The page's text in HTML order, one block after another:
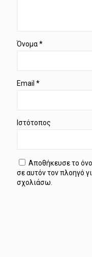
Όνομα*
Email *
Ιστότοπος
Αποθήκευσε το
σε αυτόν τον πλοηγό
σχολιάσω.